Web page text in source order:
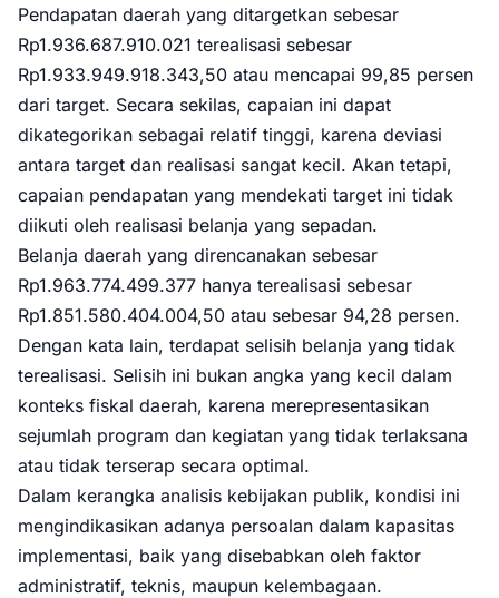
Pendapatan daerah yang ditargetkan sebesar
Rp1.936.687.910.021 terealisasi sebesar
Rp1.933.949.918.343,50 atau mencapai 99,85 persen
dari target. Secara sekilas, capaian ini dapat
dikategorikan sebagai relatif tinggi, karena deviasi
antara target dan realisasi sangat kecil. Akan tetapi,
capaian pendapatan yang mendekati target ini tidak
diikuti oleh realisasi belanja yang sepadan.
Belanja daerah yang direncanakan sebesar
Rp1.963.774.499.377 hanya terealisasi sebesar
Rp1.851.580.404.004,50 atau sebesar 94,28 persen.
Dengan kata lain, terdapat selisih belanja yang tidak
terealisasi. Selisih ini bukan angka yang kecil dalam
konteks fiskal daerah, karena merepresentasikan
sejumlah program dan kegiatan yang tidak terlaksana
atau tidak terserap secara optimal.
Dalam kerangka analisis kebijakan publik, kondisi ini
mengindikasikan adanya persoalan dalam kapasitas
implementasi, baik yang disebabkan oleh faktor
administratif, teknis, maupun kelembagaan.